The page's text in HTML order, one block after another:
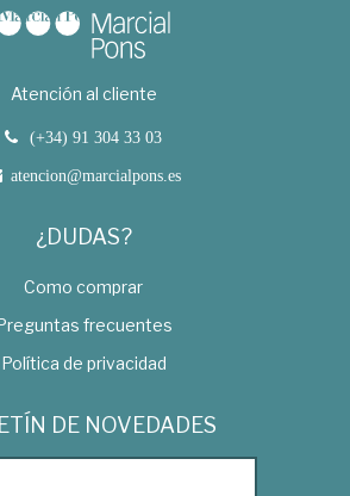
Atención al cliente
(+34) 91 304 33 03
atencion@marcialpons.es
¿DUDAS?
Como comprar
frecuentes
Política de privacidad
DE NOVEDADES